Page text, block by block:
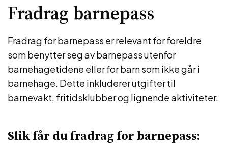
Fradrag barnepass
Fradrag for barnepass er relevant for foreldre
som benytter seg av barnepass utenfor
barnehagetidene eller for barn som ikke går i
barnehage. Dette inkluderer utgifter til
barnevakt, fritidsklubber og lignende aktiviteter.
Slik får du fradrag for barnepass: